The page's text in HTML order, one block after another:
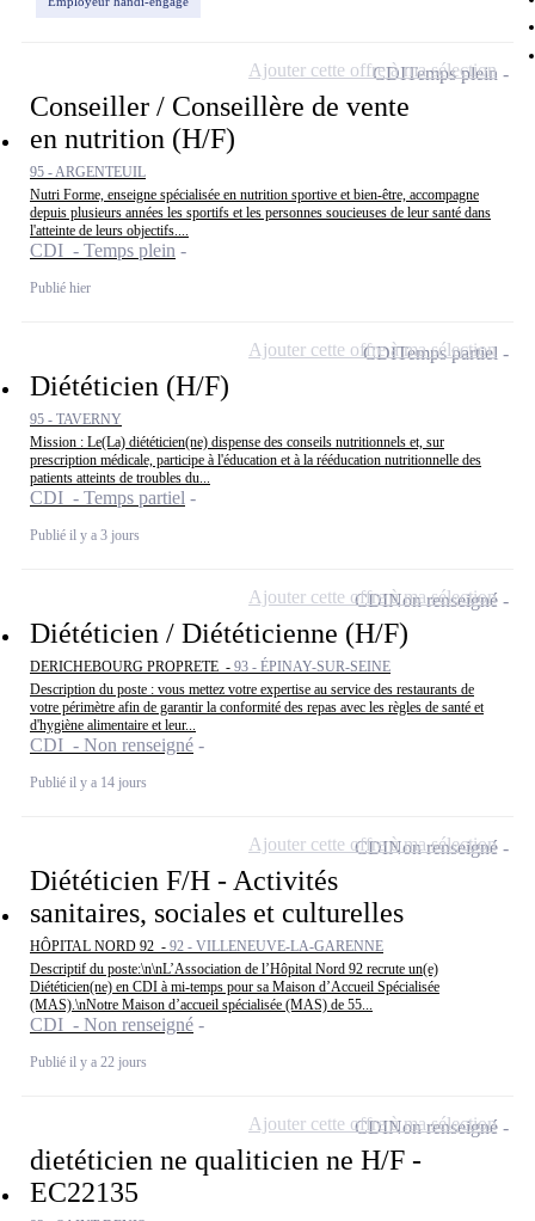
Conseiller / Conseillère de vente
en nutrition (H/F)
95 - ARGENTEUIL
Nutri Forme, enseigne spécialisée en nutrition sportive et bien-être, accompagne
depuis plusieurs années les sportifs et les personnes soucieuses de leur santé dans
l'atteinte de leurs objectifs....
CDI - Temps plein
Publié hier
CDITemps plein
Ajouter cette offre à ma sélection
Diététicien (H/F)
95 - TAVERNY
Mission : Le(La) diététicien(ne) dispense des conseils nutritionnels et, sur
prescription médicale, participe à l'éducation et à la rééducation nutritionnelle des
patients atteints de troubles du...
CDI - Temps partiel
Publié il y a 3 jours
CDITemps partiel
Ajouter cette offre à ma sélection
Diététicien / Diététicienne (H/F)
DERICHEBOURG PROPRETE - 93 - ÉPINAY-SUR-SEINE
Description du poste : vous mettez votre expertise au service des restaurants de
votre périmètre afin de garantir la conformité des repas avec les règles de santé et
d'hygiène alimentaire et leur...
CDI - Non renseigné
Publié il y a 14 jours
CDINon renseigné
Ajouter cette offre à ma sélection
Diététicien F/H - Activités
sanitaires, sociales et culturelles
HÔPITAL NORD 92 - 92 - VILLENEUVE-LA-GARENNE
Descriptif du poste:\n\nL’Association de l’Hôpital Nord 92 recrute un(e)
Diététicien(ne) en CDI à mi-temps pour sa Maison d’Accueil Spécialisée
(MAS).\nNotre Maison d’accueil spécialisée (MAS) de 55...
CDI - Non renseigné
Publié il y a 22 jours
CDINon renseigné
Ajouter cette offre à ma sélection
dietéticien ne qualiticien ne H/F -
EC22135
CDINon renseigné
Ajouter cette offre à ma sélection